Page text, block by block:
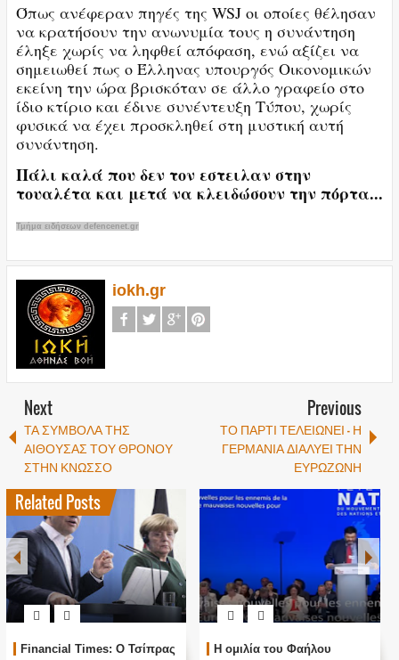
Όπως ανέφεραν πηγές της WSJ οι οποίες θέλησαν
να κρατήσουν την ανωνυμία τους η συνάντηση
έληξε χωρίς να ληφθεί απόφαση, ενώ αξίζει να
σημειωθεί πως ο Έλληνας υπουργός Οικονομικών
εκείνη την ώρα βρισκόταν σε άλλο γραφείο στο
ίδιο κτίριο και έδινε συνέντευξη Τύπου, χωρίς
φυσικά να έχει προσκληθεί στη μυστική αυτή
συνάντηση.
Πάλι καλά που δεν τον εστειλαν στην
τουαλέτα και μετά να κλειδώσουν την πόρτα...
Τμήμα ειδήσεων defencenet.gr
iokh.gr
Next
ΤΑ ΣΥΜΒΟΛΑ ΤΗΣ
ΑΙΘΟΥΣΑΣ ΤΟΥ ΘΡΟΝΟΥ
ΣΤΗΝ ΚΝΩΣΣΟ
Previous
ΤΟ ΠΑΡΤΙ ΤΕΛΕΙΩΝΕΙ - Η
ΓΕΡΜΑΝΙΑ ΔΙΑΛΥΕΙ ΤΗΝ
Related Posts
Financial Times: Ο Τσίπρας
Η ομιλία του Φαήλου